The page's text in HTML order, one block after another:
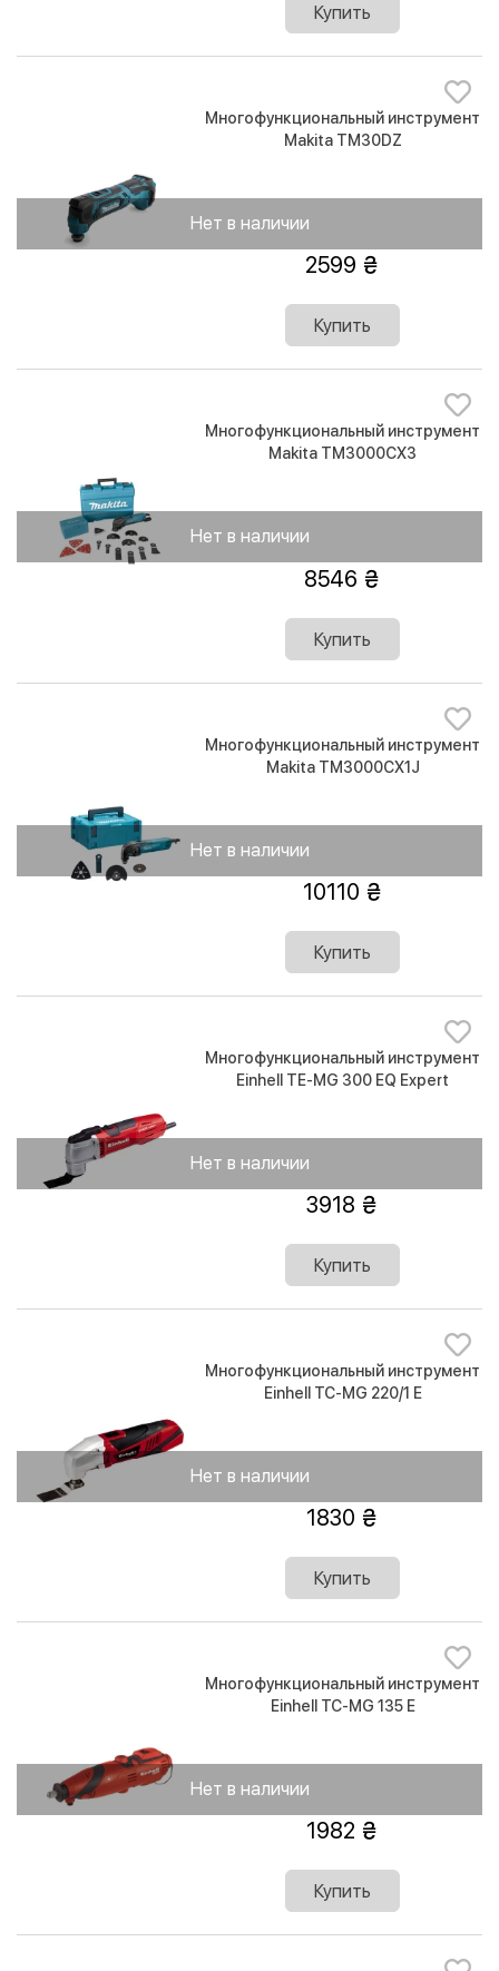
Купить
Нет в наличии
Многофункциональный инструмент
Makita TM30DZ
2599
Купить
Нет в наличии
Многофункциональный инструмент
Makita TM3000CX3
8546
Купить
Нет в наличии
Многофункциональный инструмент
Makita TM3000CX1J
10110
Купить
Нет в наличии
Многофункциональный инструмент
Einhell TE-MG 300 EQ Expert
3918
Купить
Нет в наличии
Многофункциональный инструмент
Einhell TC-MG 220/1 E
1830
Купить
Нет в наличии
Многофункциональный инструмент
Einhell TC-MG 135 E
1982
Купить